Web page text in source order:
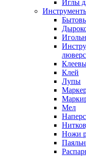
Иглы
Клей
Лупы
Мел
Ножи